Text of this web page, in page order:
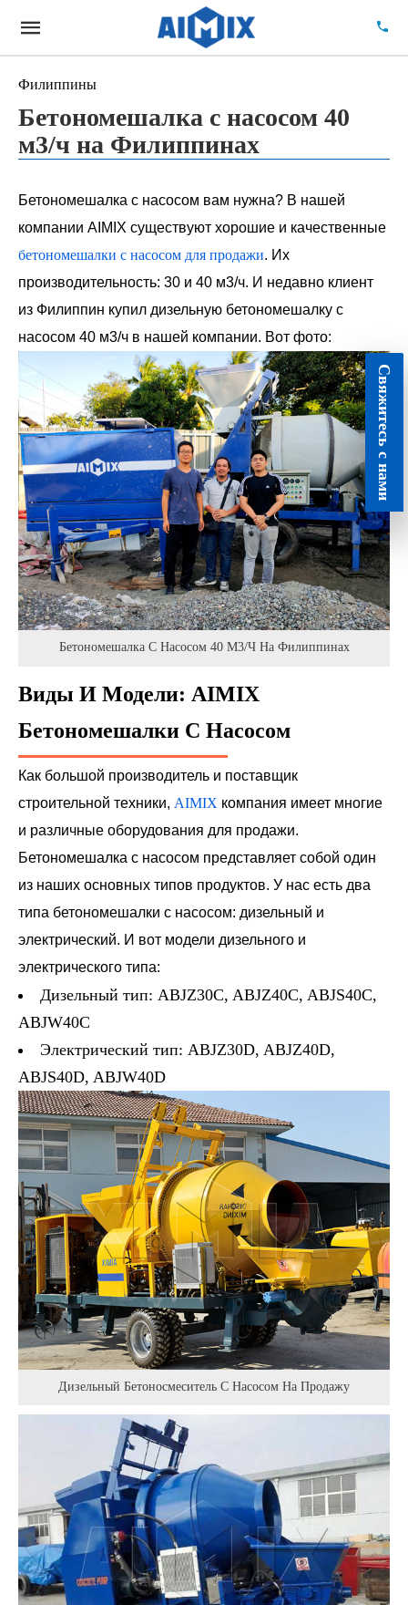
Филиппины
Бетономешалка с насосом 40
м3/ч на Филиппинах
Бетономешалка с насосом вам нужна? В нашей
компании AIMIX существуют хорошие и качественные
бетономешалки с насосом для продажи. Их
производительность: 30 и 40 м3/ч. И недавно клиент
из Филиппин купил дизельную бетономешалку с
насосом 40 м3/ч в нашей компании. Вот фото:
Бетономешалка С Насосом 40 М3/ч На Филиппинах
Виды И Модели: AIMIX
Бетономешалки С Насосом
Как большой производитель и поставщик
строительной техники, AIMIX компания имеет многие
и различные оборудования для продажи.
Бетономешалка с насосом представляет собой один
из наших основных типов продуктов. У нас есть два
типа бетономешалки с насосом: дизельный и
электрический. И вот модели дизельного и
электрического типа:
Дизельный тип: ABJZ30C, ABJZ40C, ABJS40C,
ABJW40C
Электрический тип: ABJZ30D, ABJZ40D,
ABJS40D, ABJW40D
Дизельный Бетоносмеситель С Насосом На Продажу
Свяжитесь с нами